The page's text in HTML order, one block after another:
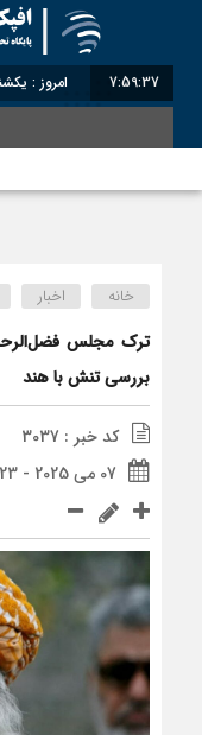
7:59:38 امروز : یکشنبه, ۱۸
خانه اخبار
ترک مجلس
بررسی تنش با هند
کد خبر : 3037
07 می 2025 - 14:23